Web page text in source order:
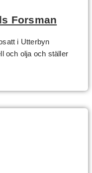
Forsman
i Utterbyn
och olja och ställer